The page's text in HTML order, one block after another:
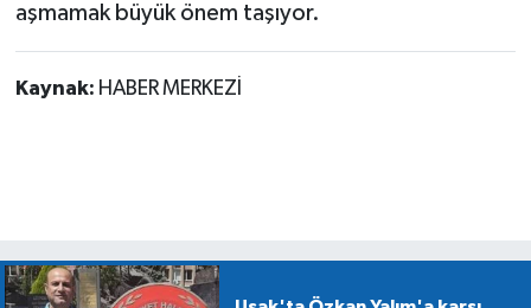
aşmamak büyük önem taşıyor.
Kaynak: HABER MERKEZİ